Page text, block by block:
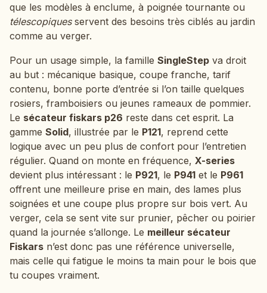
que les modèles à enclume, à poignée tournante ou
télescopiquesservent des besoins très ciblés au jardin
comme au verger.
Pour un usage simple, la famille SingleStep va droit
au but : mécanique basique, coupe franche, tarif
contenu, bonne porte d’entrée si l’on taille quelques
rosiers, framboisiers ou jeunes rameaux de pommier.
Le sécateur fiskars p26 reste dans cet esprit. La
gamme Solid, illustrée par le P121, reprend cette
logique avec un peu plus de confort pour l’entretien
régulier. Quand on monte en fréquence, X-series
devient plus intéressant : le P921, le P941 et le P961
offrent une meilleure prise en main, des lames plus
soignées et une coupe plus propre sur bois vert. Au
verger, cela se sent vite sur prunier, pêcher ou poirier
quand la journée s’allonge. Le meilleur sécateur
Fiskars n’est donc pas une référence universelle,
mais celle qui fatigue le moins ta main pour le bois que
tu coupes vraiment.